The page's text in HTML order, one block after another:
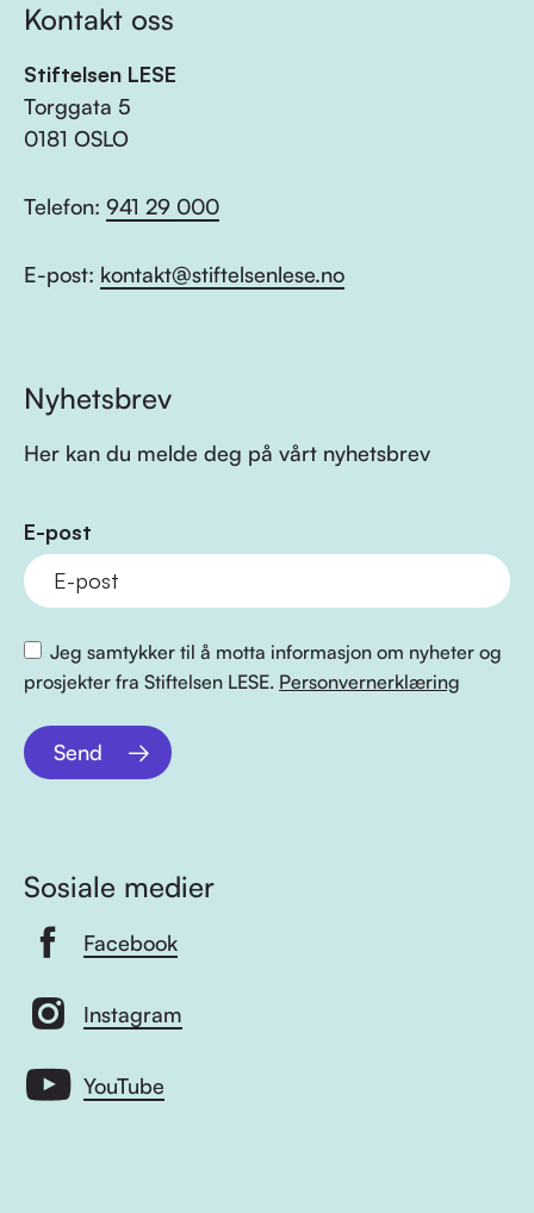
Kontakt oss
Stiftelsen LESE
Torggata 5
0181 OSLO
Telefon: 941 29 000
E-post: kontakt@stiftelsenlese.no
Nyhetsbrev
Her kan du melde deg på vårt nyhetsbrev
E-post
Jeg samtykker til å motta informasjon om nyheter og
prosjekter fra Stiftelsen LESE. Personvernerklæring
Send
Sosiale medier
Facebook
Instagram
YouTube